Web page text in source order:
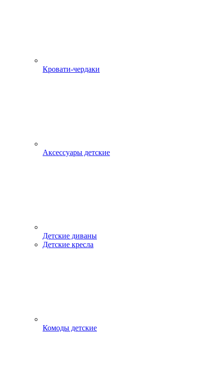
Кровати-чердаки
Аксессуары детские
Детские диваны
Детские кресла
Комоды детские